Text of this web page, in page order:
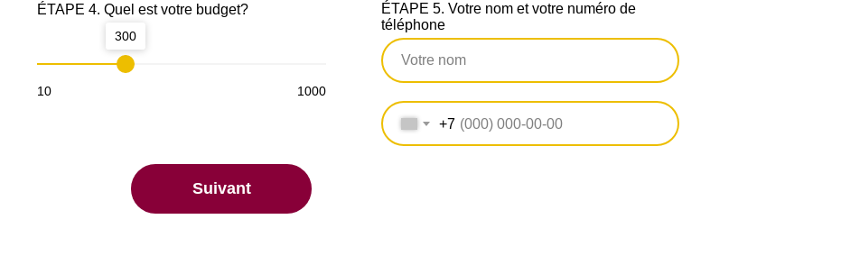
ÉTAPE 4. Quel est votre budget?
300
10 1000
ÉTAPE 5. Votre nom et votre numéro de
téléphone
+7
Suivant